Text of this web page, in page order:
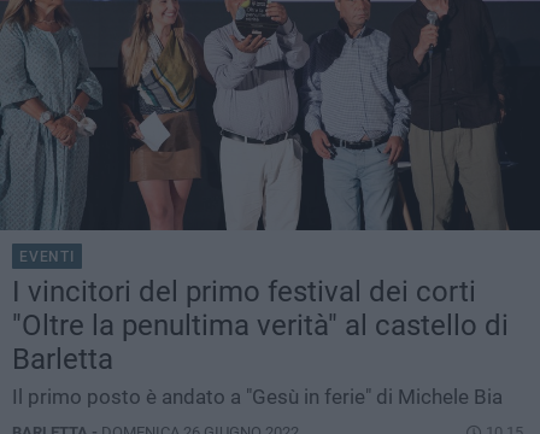
EVENTI
I vincitori del primo festival dei corti
"Oltre la penultima verità" al castello di
Barletta
Il primo posto è andato a "Gesù in ferie" di Michele Bia